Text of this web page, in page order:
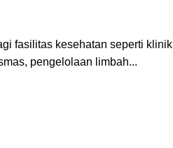
fasilitas kesehatan seperti klinik
pengelolaan limbah...